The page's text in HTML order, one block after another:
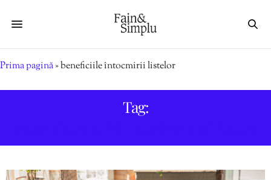
Prima pagină»beneficiile întocmirii listelor
Tag: